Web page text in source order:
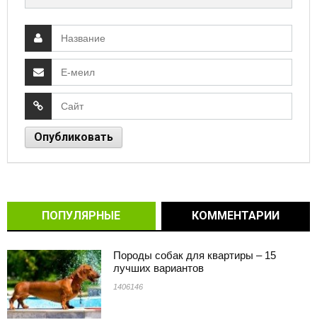
ПОПУЛЯРНЫЕ КОММЕНТАРИИ
Породы собак для квартиры – 15
лучших вариантов
1406146